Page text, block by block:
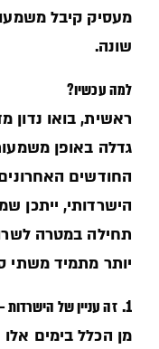
מעסיק קיבל
שונה.
למה עכשיו?
ראשית, בואו נדון
גדלה באופן
החודשים
הישרדותי, ייתכן
תחילה במטרה
יותר מתמיד משתי
1. זה עניין של הישרדות
מן הכלל בימים